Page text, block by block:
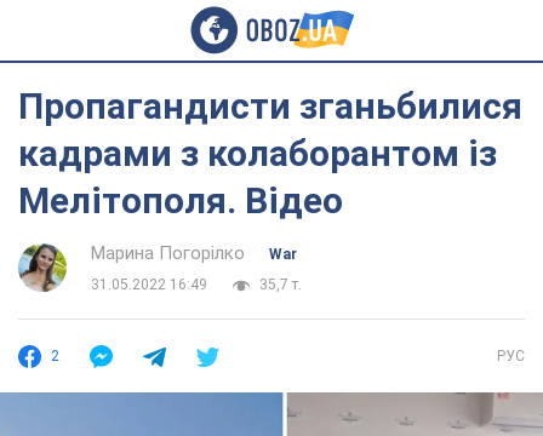
Пропагандисти зганьбилися
кадрами з колаборантом із
Мелітополя. Відео
Марина Погорілко
War
31.05.2022 16:49
35,7 т.
2 РУС